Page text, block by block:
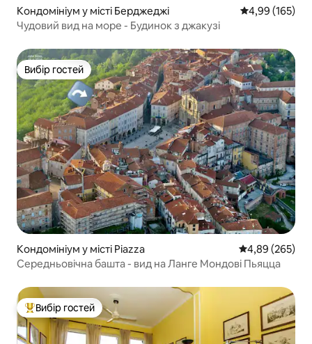
Кондомініум у місті Берджеджі Середня
4,99 (165)
Чудовий вид на море - Будинок з джакузі
Вибір гостей
Вибір гостей
Кондомініум у місті Piazza Середня
4,89 (265)
Середньовічна башта - вид на Ланге Мондові Пьяцца
Топ вибір гостей
Вибір гостей